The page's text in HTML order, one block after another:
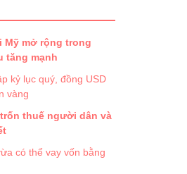
Mỹ mở rộng trong
tăng mạnh
kỷ lục quý, đồng USD
vàng
thuế người dân và
có thể vay vốn bằng